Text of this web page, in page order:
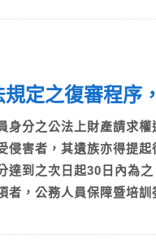
規定之復審程
身分之公法上財產請求
侵害者，其遺族亦得提
達到之次日起30日內為
者，公務人員保障暨培